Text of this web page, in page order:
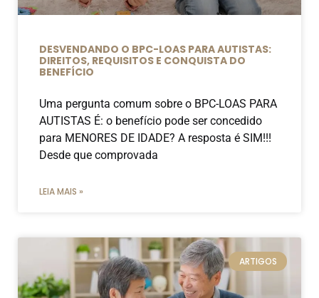
DESVENDANDO O BPC-LOAS PARA AUTISTAS:
DIREITOS, REQUISITOS E CONQUISTA DO
BENEFÍCIO
Uma pergunta comum sobre o BPC-LOAS PARA
AUTISTAS É: o benefício pode ser concedido
para MENORES DE IDADE? A resposta é SIM!!!
Desde que comprovada
LEIA MAIS »
ARTIGOS